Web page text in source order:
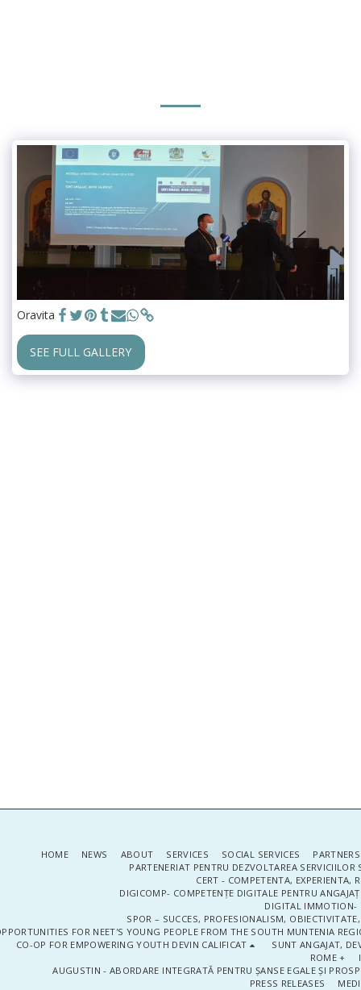
Oravita
SEE FULL GALLERY
HOME NEWS ABOUT SERVICES SOCIAL SERVICES
PARTENERIAT PENTRU DEZVOLTAREA SERVICIILOR
CERT - COMPETENTA, EXPERIENTA,
DIGICOMP- COMPETENȚE DIGITALE PENTRU
DIGITAL IMMOTION-
SPOR – SUCCES, PROFESIONALISM,
FOR NEET'S YOUNG PEOPLE FROM THE SOUTH MUNTENIA
CO-OP FOR EMPOWERING YOUTH DEVIN CALIFICAT
SUNT ANGAJAT,
ROME +
AUGUSTIN - ABORDARE INTEGRATĂ PENTRU ȘANSE EGALE ȘI
PRESS RELEASES